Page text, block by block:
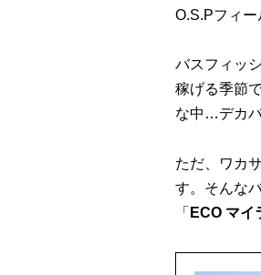
O.S.Pフィー
バスフィッ
稼げる季節
な中…デカ
ただ、ワカ
す。そんな
「 ECO マイ